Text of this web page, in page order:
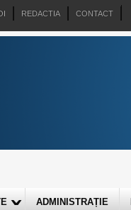
REDACTIA CONTACT
ADMINISTRAȚIE